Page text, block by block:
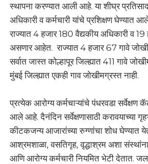
स्थापना करण्यात आली आहे. या शीघ्र
अधिकारी व कर्मचारी यांचे प्रशिक्षण घेण्यात
राज्यात 4 हजार 180 वैद्यकीय अधिकारी व 19
असणार आहेत. राज्यात 4 हजार 67 गावे
सर्वात जास्त कोल्हापूर जिल्ह्यात 411 गावे
मुंबई जिल्ह्यात एकही गाव जोखीमग्रस्त नाही.
प्रत्येक आरोग्य कर्मचाऱ्यांचे पंधरवडा सर्वेक्षण
आले आहे. दैनंदिन सर्वेक्षणासाठी करावयाच्या
कीटकजन्य आजारांच्या रुग्णांचा शोध घेण्यात
आश्रमशाळा, वसतिगृह, वृद्धाश्रम अशा
आणि आरोग्य कर्मचारी नियमित भेटी देतात.